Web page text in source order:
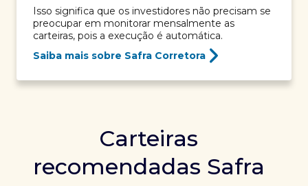
Isso significa que os investidores não precisam se
preocupar em monitorar mensalmente as
carteiras, pois a execução é automática.
Saiba mais sobre Safra Corretora
Carteiras
recomendadas Safra